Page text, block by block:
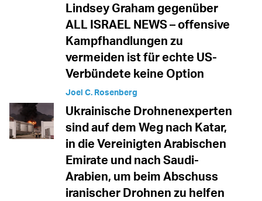
Lindsey Graham gegenüber
ALL ISRAEL NEWS – offensive
Kampfhandlungen zu
vermeiden ist für echte US-
Verbündete keine Option
Joel C. Rosenberg
Ukrainische Drohnenexperten
sind auf dem Weg nach Katar,
in die Vereinigten Arabischen
Emirate und nach Saudi-
Arabien, um beim Abschuss
iranischer Drohnen zu helfen